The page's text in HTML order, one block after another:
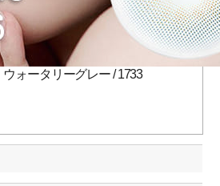
ォータリーグレー / 1733